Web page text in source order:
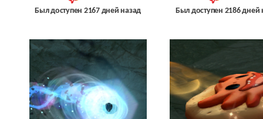
Был доступен 2167 дней назад Был доступен 2186 дней